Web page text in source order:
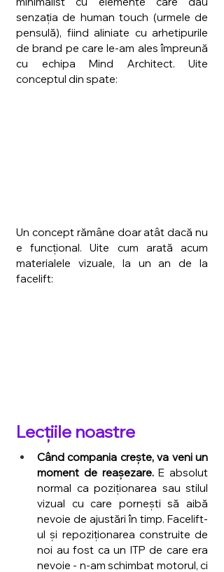
senzația de human touch (urmele de
pensulă), fiind aliniate cu arhetipurile
de brand pe care le-am ales împreună
cu echipa Mind Architect. Uite
conceptul din spate:
Un concept rămâne doar atât dacă nu
e funcțional. Uite cum arată acum
materialele vizuale, la un an de la
facelift:
Lecțiile noastre
Când compania crește, va veni un
moment de reașezare. E absolut
normal ca poziționarea sau stilul
vizual cu care pornești să aibă
nevoie de ajustări în timp. Facelift-
ul și repoziționarea construite de
noi au fost ca un ITP de care era
nevoie - n-am schimbat motorul, ci